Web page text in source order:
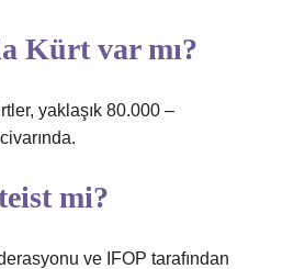
Kürt var mı?
yaklaşık 80.000 –
mi?
ve IFOP tarafından